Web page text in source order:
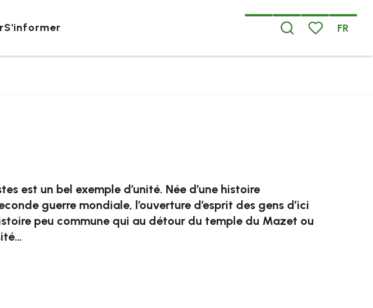
FR
S'informer
favoris
est un bel exemple d’unité. Née d’une histoire
guerre mondiale, l’ouverture d’esprit des gens d’ici
peu commune qui au détour du temple du Mazet ou